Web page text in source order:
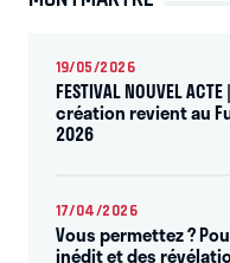
19/05/2026
FESTIVAL NOUVEL
création revient au
2026
17/04/2026
Vous permettez ?
inédit et des